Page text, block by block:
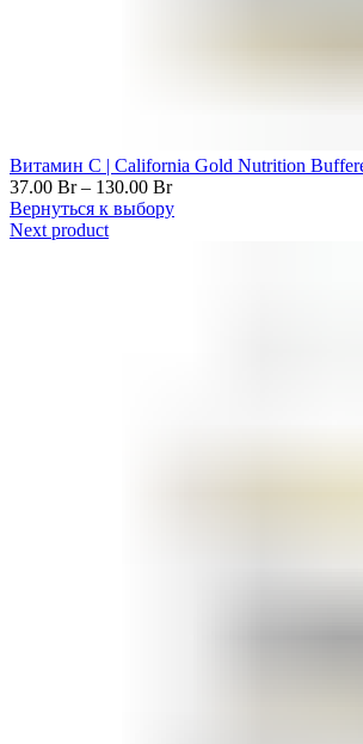
Витамин С | California Gold Nutrition
37.00 Br– 130.00 Br
Вернуться к выбору
Next product